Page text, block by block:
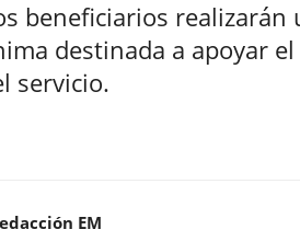
beneficiarios realizarán
destinada a apoyar
servicio.
EM